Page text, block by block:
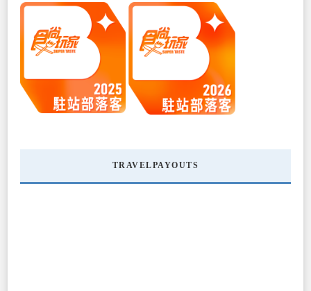
TRAVELPAYOUTS